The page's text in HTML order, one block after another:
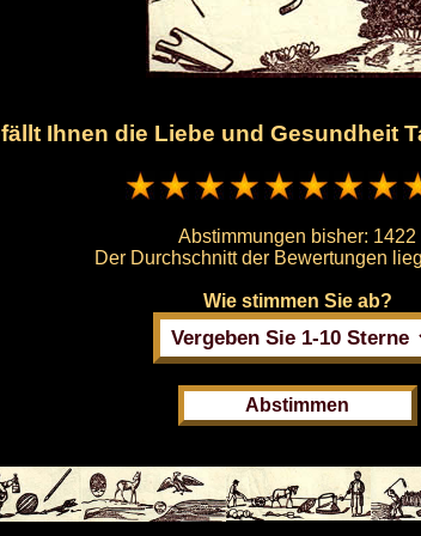
Ihnen die Liebe und Gesundheit
Abstimmungen bisher: 1422
Der Durchschnitt der Bewertungen
Wie stimmen Sie ab?